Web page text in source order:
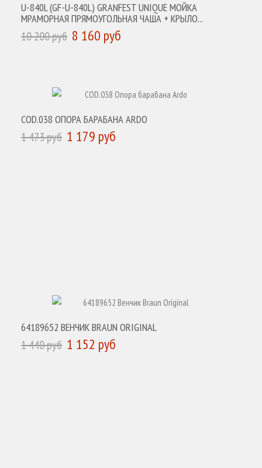
U-840L (GF-U-840L) GRANFEST UNIQUE МОЙКА
МРАМОРНАЯ ПРЯМОУГОЛЬНАЯ ЧАША + КРЫЛО...
10 200 руб 8 160 руб
COD.038 ОПОРА БАРАБАНА ARDO
1 473 руб 1 179 руб
64189652 ВЕНЧИК BRAUN ORIGINAL
1 440 руб 1 152 руб